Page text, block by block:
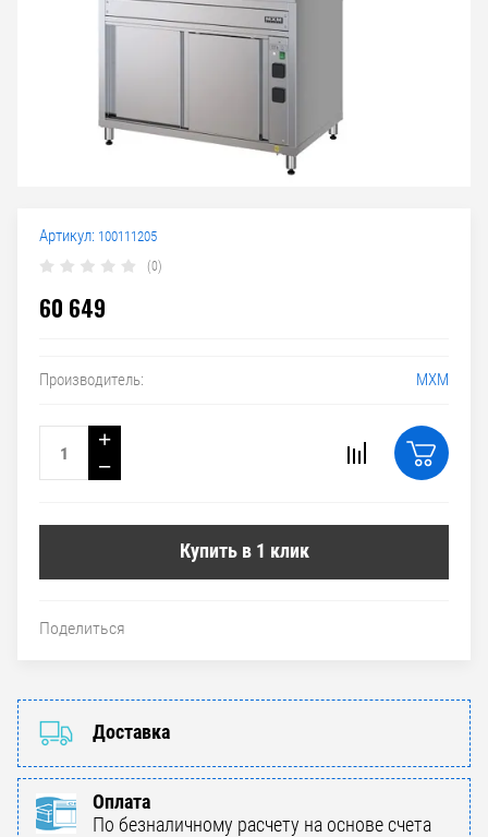
Артикул: 100111205
(0)
60 649
Производитель: МХМ
+
−
Купить в 1 клик
Поделиться
Доставка
Оплата
По безналичному расчету на основе счета